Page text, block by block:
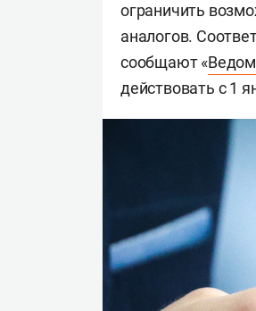
ограничить
аналогов.
сообщают «
действовать с 1